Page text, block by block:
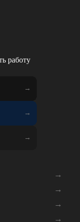
работу